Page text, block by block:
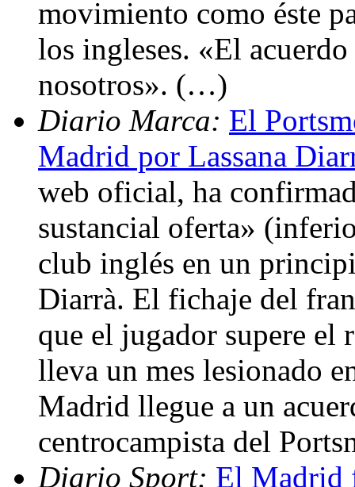
movimiento como éste
los ingleses. «El
nosotros». (…)
Diario Marca: El
Madrid por Lassana
web oficial, ha
sustancial oferta»
club inglés en un
Diarrà. El fichaje del
que el jugador supere el
lleva un mes lesionado
Madrid llegue a un
centrocampista del
Diario Sport: El Madrid